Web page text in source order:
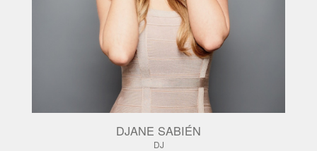
DJANE SABIÉN
DJ